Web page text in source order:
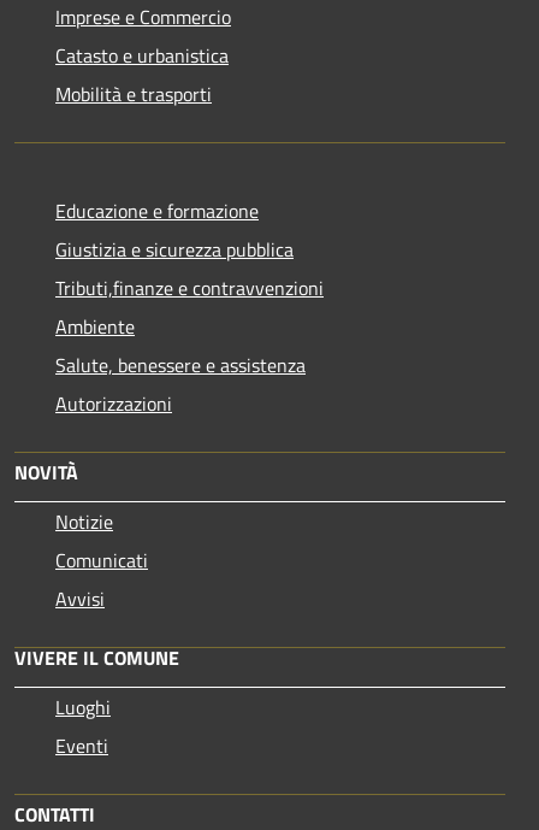
Imprese e Commercio
Catasto e urbanistica
Mobilità e trasporti
Educazione e formazione
Giustizia e sicurezza pubblica
Tributi,finanze e contravvenzioni
Ambiente
Salute, benessere e assistenza
Autorizzazioni
NOVITÀ
Notizie
Comunicati
Avvisi
VIVERE IL COMUNE
Luoghi
Eventi
CONTATTI